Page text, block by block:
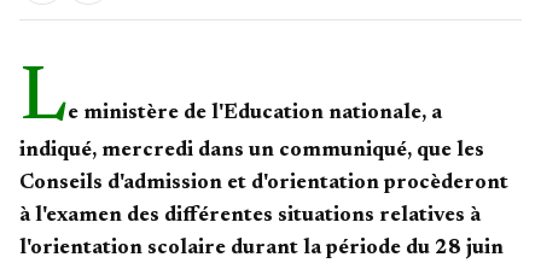
Le ministère de l'Education nationale, a
indiqué, mercredi dans un communiqué, que les
Conseils d'admission et d'orientation procèderont
à l'examen des différentes situations relatives à
l'orientation scolaire durant la période du 28 juin